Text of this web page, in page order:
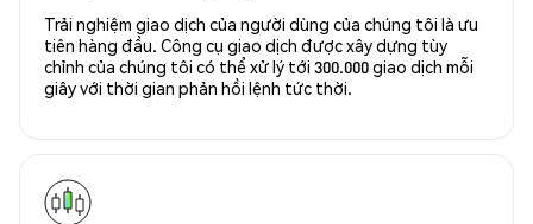
Trải nghiệm giao dịch của người dùng của chúng tôi là ưu
tiên hàng đầu. Công cụ giao dịch được xây dựng tùy
chỉnh của chúng tôi có thể xử lý tới 300.000 giao dịch mỗi
giây với thời gian phản hồi lệnh tức thời.